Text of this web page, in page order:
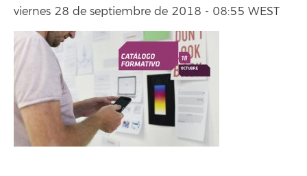
viernes 28 de septiembre de 2018 - 08:55 WEST